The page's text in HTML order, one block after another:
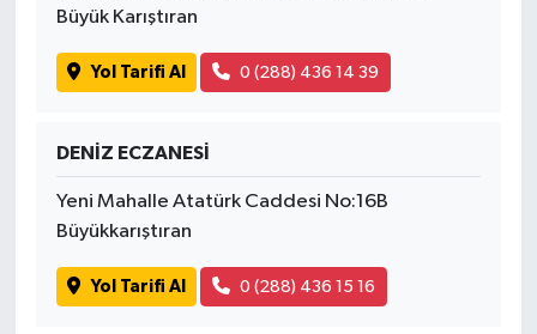
Büyük Karıştıran
Yol Tarifi Al 0 (288) 436 14 39
DENİZ ECZANESİ
Yeni Mahalle Atatürk Caddesi No:16B
Büyükkarıştıran
Yol Tarifi Al 0 (288) 436 15 16